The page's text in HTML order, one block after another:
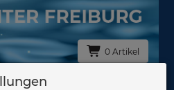
0 Artikel
Zurück